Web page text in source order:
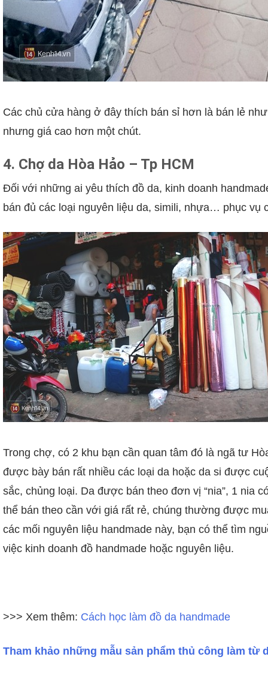
Các chủ cửa hàng ở đây thích bán sỉ hơn là bán lẻ
nhưng giá cao hơn một chút.
4. Chợ da Hòa Hảo – Tp HCM
Đối với những ai yêu thích đồ da, kinh doanh
bán đủ các loại nguyên liệu da, simili, nhựa… phục vụ
Trong chợ, có 2 khu bạn cần quan tâm đó là ngã tư
được bày bán rất nhiều các loại da hoặc da si được
sắc, chủng loại. Da được bán theo đơn vị “nia”, 1 nia
thể bán theo cần với giá rất rẻ, chúng thường được
các mối nguyên liệu handmade này, bạn có thể tìm
việc kinh doanh đồ handmade hoặc nguyên liệu.
>>> Xem thêm: Cách học làm đồ da handmade
Tham khảo những mẫu sản phẩm thủ công làm từ